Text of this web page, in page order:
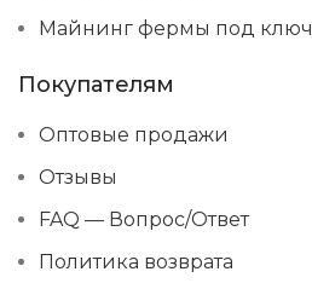
Майнинг фермы под ключ
Покупателям
Оптовые продажи
Отзывы
FAQ — Вопрос/Ответ
Политика возврата